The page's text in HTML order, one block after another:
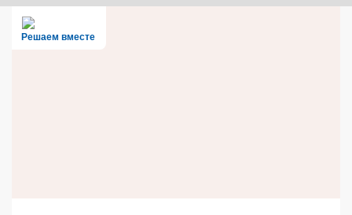
Решаем вместе